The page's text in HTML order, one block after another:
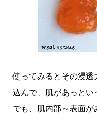
使ってみるとその浸透
込んで、肌があっとい
でも、肌内部～表面が